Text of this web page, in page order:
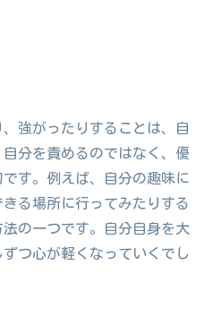
強がったりすることは、自
分を責めるのではなく、優
す。例えば、自分の趣味に
る場所に行ってみたりする
の一つです。自分自身を大
つ心が軽くなっていくでし